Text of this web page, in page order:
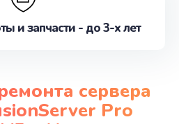
и запчасти - до 3-х лет
сервера
Pro